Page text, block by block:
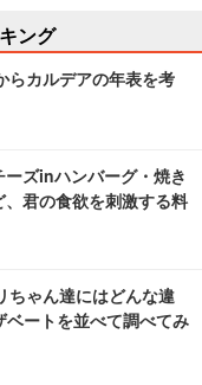
ング
らカルデアの年表を考
ズinハンバーグ・焼き
君の食欲を刺激する料
ちゃん達にはどんな違
ートを並べて調べてみ